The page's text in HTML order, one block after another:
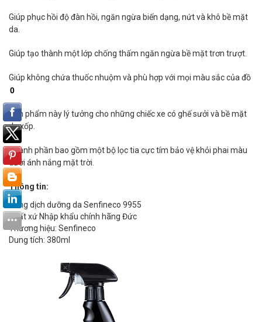
Giúp phục hồi độ đàn hồi, ngăn ngừa biến dạng, nứt và khô bề mặt
da.
Giúp tạo thành một lớp chống thấm ngăn ngừa bề mặt trơn trượt.
Giúp không chứa thuốc nhuộm và phù hợp với mọi màu sắc của đồ
da.
Sản phẩm này lý tưởng cho những chiếc xe có ghế sưởi và bề mặt
da xốp.
Thành phần bao gồm một bộ lọc tia cực tím bảo vệ khỏi phai màu
dưới ánh nắng mặt trời.
Thông tin:
Dung dịch dưỡng da Senfineco 9955
Xuất xứ Nhập khẩu chính hãng Đức
Thương hiệu: Senfineco
Dung tích: 380ml